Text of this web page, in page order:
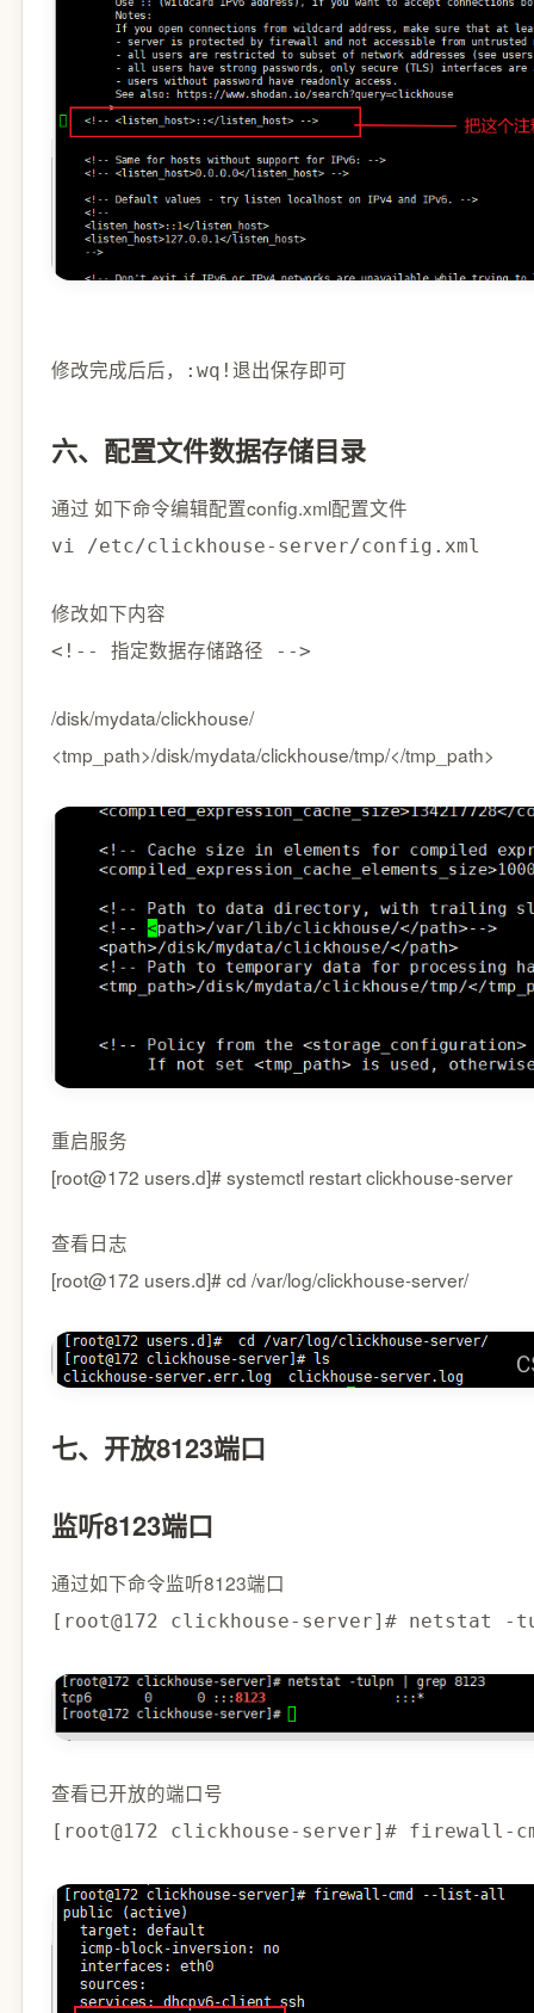
修改完成后后， :wq! 退出保存即可
六、配置文件数据存储目录
通过 如下命令编辑配置config.xml配置文件
vi /etc/clickhouse-server/config.xml
修改如下内容
<!-- 指定数据存储路径 -->
/disk/mydata/clickhouse/
<tmp_path>/disk/mydata/clickhouse/tmp/</tmp_path>
重启服务
[root@172 users.d]# systemctl restart clickhouse-server
查看日志
[root@172 users.d]# cd /var/log/clickhouse-server/
七、开放8123端口
监听8123端口
通过如下命令监听8123端口
[root@172 clickhouse-server]# netstat -
查看已开放的端口号
[root@172 clickhouse-server]#